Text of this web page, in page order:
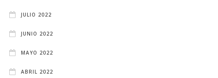
JULIO 2022
JUNIO 2022
MAYO 2022
ABRIL 2022